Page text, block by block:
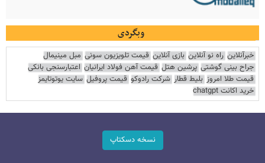
وبگردی
خبرآنلاین راه نو آنلاین بازی آنلاین قیمت تلویزیون سونی مبل مینیمال
جراح بینی گوشتی پرشین هتل قیمت آهن فولاد ایرانیان اعتبارسنجی بانکی
قیمت طلا امروز بلیط قطار شرکت رادوکو قیمت پروفیل سایت یوتوتایمز
خرید اکانت chatgpt
نسخه دسکتاپ